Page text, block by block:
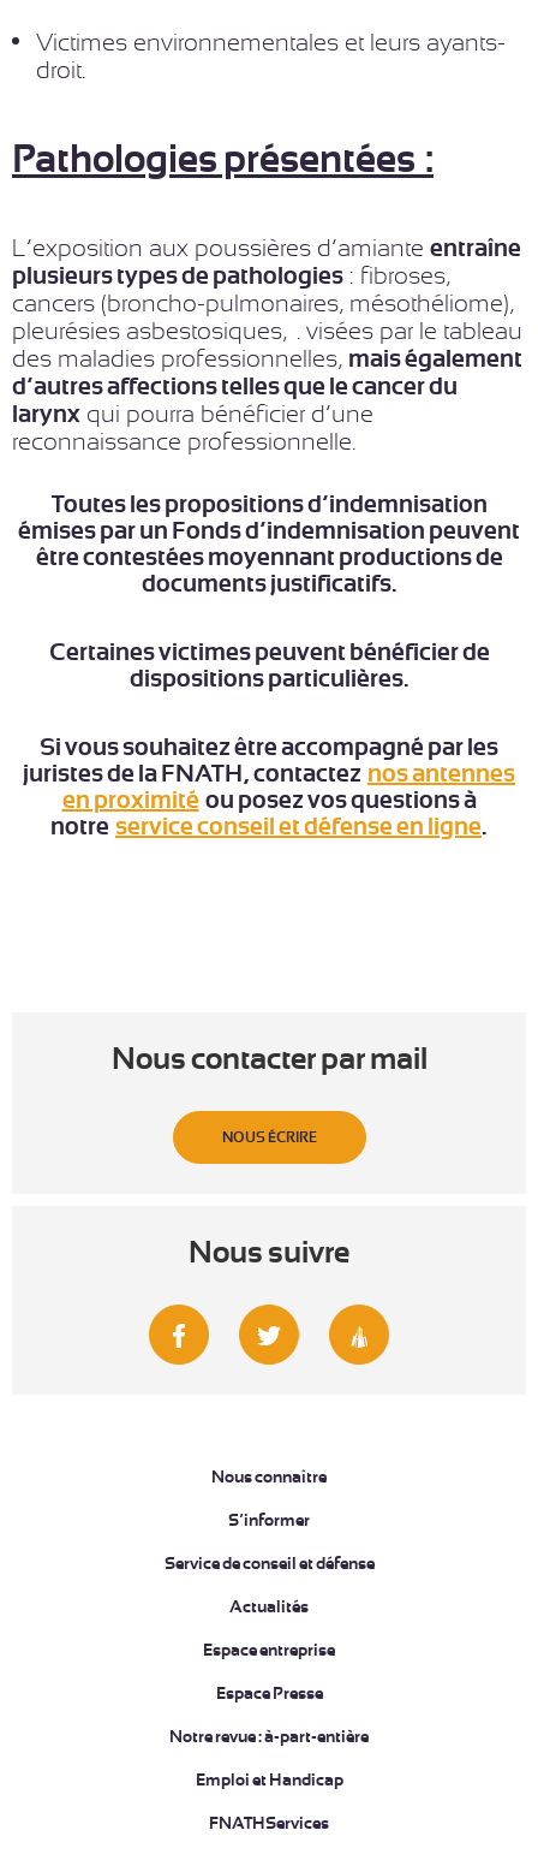
Victimes environnementales et leurs ayants-
droit.
Pathologies présentées :
L’exposition aux poussières d’amiante entraîne
plusieurs types de pathologies : fibroses,
cancers (broncho-pulmonaires, mésothéliome),
pleurésies asbestosiques,…. visées par le tableau
des maladies professionnelles, mais également
d’autres affections telles que le cancer du
larynx qui pourra bénéficier d’une
reconnaissance professionnelle.
Toutes les propositions d’indemnisation
émises par un Fonds d’indemnisation peuvent
être contestées moyennant productions de
documents justificatifs.
Certaines victimes peuvent bénéficier de
dispositions particulières.
Si vous souhaitez être accompagné par les
juristes de la FNATH, contactez nos antennes
en proximité ou posez vos questions à
notre service conseil et défense en ligne.
Nous contacter par mail
NOUS ÉCRIRE
Nous suivre
Nous connaître
S’informer
Service de conseil et défense
Actualités
Espace entreprise
Espace Presse
Notre revue : à-part-entière
Emploi et Handicap
FNATHServices